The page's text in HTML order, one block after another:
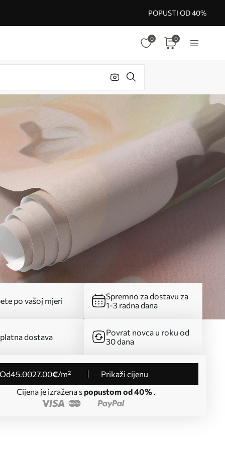
POPUSTI OD 40%
0 0
po vašoj mjeri
Spremno za dostavu za
1-3 radna dana
dostava
Povrat novca u roku od
30 dana
od45.0027.00€/m²
Prikaži cijenu
Cijena je izražena s popustom od 40%.